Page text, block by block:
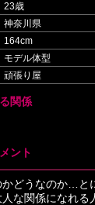
23歳
神奈川県
164cm
モデル体型
頑張り屋
関係
ント
どうなのか…と
な関係になれる